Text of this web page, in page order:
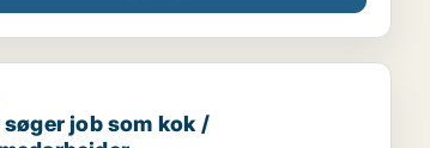
/ slagter
job som kok / køkkenmedarbejder
job som kok /